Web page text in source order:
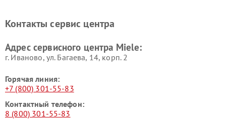
Miele
Miele
пылесосов Miele
Контакты сервис центра
Адрес сервисного центра Miele:
г. Иваново, ул. Багаева, 14, корп. 2
Горячая линия:
+7 (800) 301-55-83
Контактный телефон:
8 (800) 301-55-83